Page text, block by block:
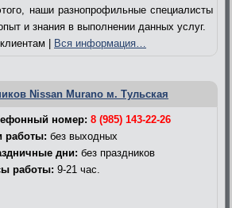
наши разнопрофильные специалисты
и знания в выполнении данных услуг.
| Вся информация…
Nissan Murano м. Тульская
номер: 8 (985) 143-22-26
работы: без выходных
дни: без праздников
работы: 9-21 час.